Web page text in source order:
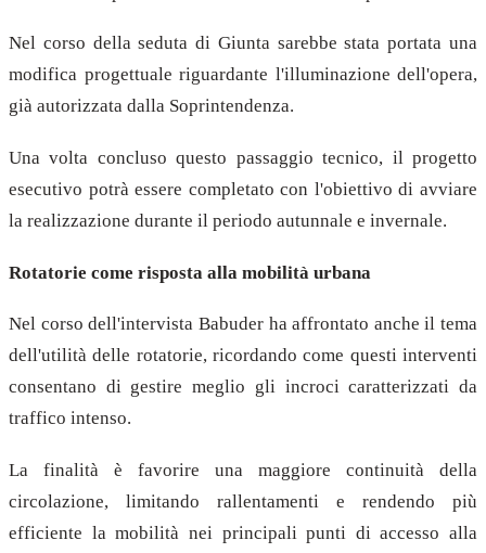
Nel corso della seduta di Giunta sarebbe stata portata una
modifica progettuale riguardante l'illuminazione dell'opera,
già autorizzata dalla Soprintendenza.
Una volta concluso questo passaggio tecnico, il progetto
esecutivo potrà essere completato con l'obiettivo di avviare
la realizzazione durante il periodo autunnale e invernale.
Rotatorie come risposta alla mobilità urbana
Nel corso dell'intervista Babuder ha affrontato anche il tema
dell'utilità delle rotatorie, ricordando come questi interventi
consentano di gestire meglio gli incroci caratterizzati da
traffico intenso.
La finalità è favorire una maggiore continuità della
circolazione, limitando rallentamenti e rendendo più
efficiente la mobilità nei principali punti di accesso alla